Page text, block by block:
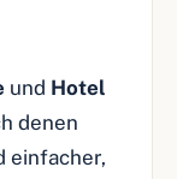
und Hotel
denen
einfacher,